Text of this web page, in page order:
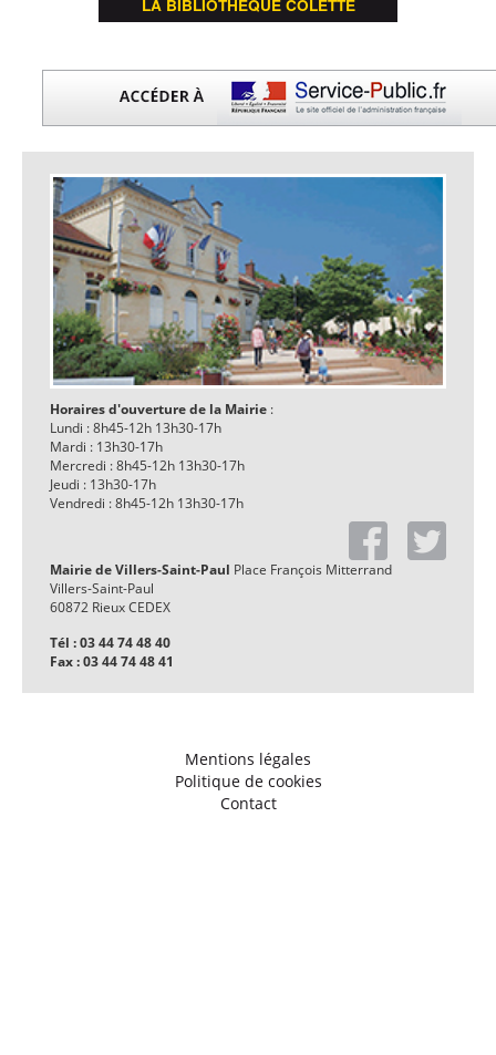
LA BIBLIOTHÈQUE COLETTE
Horaires d'ouverture de la Mairie :
Lundi : 8h45-12h 13h30-17h
Mardi : 13h30-17h
Mercredi : 8h45-12h 13h30-17h
Jeudi : 13h30-17h
Vendredi : 8h45-12h 13h30-17h
Mairie de Villers-Saint-Paul Place François Mitterrand
Villers-Saint-Paul
60872 Rieux CEDEX
Tél : 03 44 74 48 40
Fax : 03 44 74 48 41
Mentions légales
Politique de cookies
Contact